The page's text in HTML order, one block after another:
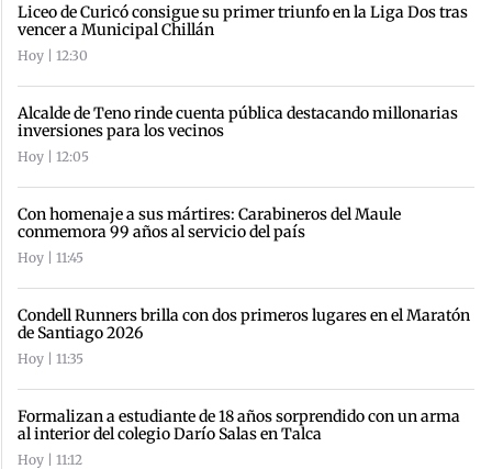
Liceo de Curicó consigue su primer triunfo en la Liga Dos tras
vencer a Municipal Chillán
Hoy | 12:30
Alcalde de Teno rinde cuenta pública destacando millonarias
inversiones para los vecinos
Hoy | 12:05
Con homenaje a sus mártires: Carabineros del Maule
conmemora 99 años al servicio del país
Hoy | 11:45
Condell Runners brilla con dos primeros lugares en el Maratón
de Santiago 2026
Hoy | 11:35
Formalizan a estudiante de 18 años sorprendido con un arma
al interior del colegio Darío Salas en Talca
Hoy | 11:12